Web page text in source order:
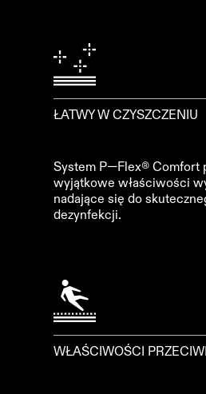
ŁATWY W CZYSZCZENIU
System P—Flex® Comfort
wyjątkowe właściwości
nadające się do
dezynfekcji.
WŁAŚCIWOŚCI